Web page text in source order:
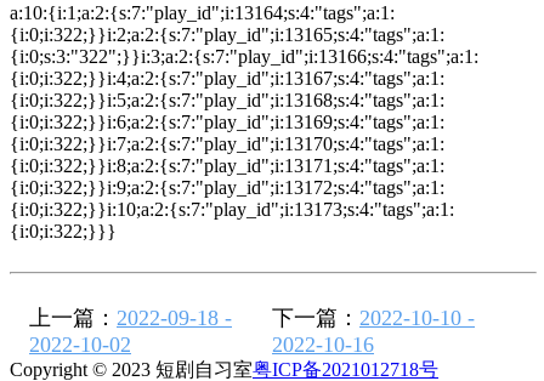
a:10:{i:1;a:2:{s:7:"play_id";i:13164;s:4:"tags";a:1:
{i:0;i:322;}}i:2;a:2:{s:7:"play_id";i:13165;s:4:"tags";a:1:
{i:0;s:3:"322";}}i:3;a:2:{s:7:"play_id";i:13166;s:4:"tags";a:1:
{i:0;i:322;}}i:4;a:2:{s:7:"play_id";i:13167;s:4:"tags";a:1:
{i:0;i:322;}}i:5;a:2:{s:7:"play_id";i:13168;s:4:"tags";a:1:
{i:0;i:322;}}i:6;a:2:{s:7:"play_id";i:13169;s:4:"tags";a:1:
{i:0;i:322;}}i:7;a:2:{s:7:"play_id";i:13170;s:4:"tags";a:1:
{i:0;i:322;}}i:8;a:2:{s:7:"play_id";i:13171;s:4:"tags";a:1:
{i:0;i:322;}}i:9;a:2:{s:7:"play_id";i:13172;s:4:"tags";a:1:
{i:0;i:322;}}i:10;a:2:{s:7:"play_id";i:13173;s:4:"tags";a:1:
{i:0;i:322;}}}
上一篇： 2022-09-18 -
2022-10-02
下一篇： 2022-10-10 -
2022-10-16
Copyright © 2023 短剧自习室粤ICP备2021012718号